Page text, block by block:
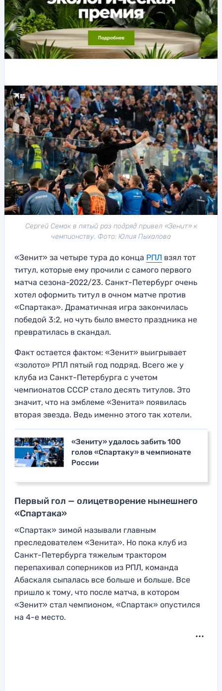
Сергей Семак в пятый раз подряд привел «Зенит» к
чемпионству. Фото: Юлия Пыхалова
«Зенит» за четыре тура до конца РПЛ взял тот
титул, которые ему прочили с самого первого
матча сезона-2022/23. Санкт-Петербург очень
хотел оформить титул в очном матче против
«Спартака». Драматичная игра закончилась
победой 3:2, но чуть было вместо праздника не
превратилась в скандал.
Факт остается фактом: «Зенит» выигрывает
«золото» РПЛ пятый год подряд. Всего же у
клуба из Санкт-Петербурга с учетом
чемпионатов СССР стало десять титулов. Это
значит, что на эмблеме «Зенита» появилась
вторая звезда. Ведь именно этого так хотели.
«Зениту» удалось забить 100
голов «Спартаку» в чемпионате
России
Первый гол — олицетворение нынешнего
«Спартака»
«Спартак» зимой называли главным
преследователем «Зенита». Но пока клуб из
Санкт-Петербурга тяжелым трактором
перепахивал соперников из РПЛ, команда
Абаскаля сыпалась все больше и больше. Все
пришло к тому, что после матча, в котором
«Зенит» стал чемпионом, «Спартак» опустился
на 4-е место.